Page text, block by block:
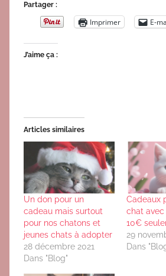
Partager :
Imprimer E-
J’aime ça :
Articles similaires
Un don pour un
cadeau mais surtout
pour nos chatons et
jeunes chats à adopter
28 décembre 2021
Dans "Blog"
Cadeaux
chat
10€
29
Dans